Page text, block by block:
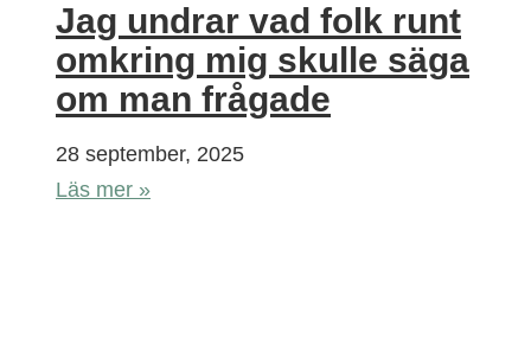
Jag undrar vad folk runt
omkring mig skulle säga
om man frågade
28 september, 2025
Läs mer »